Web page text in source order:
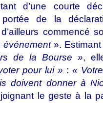
d’une courte
de la
commencé
événement ».
de la Bourse »,
pour lui » : «
doivent donner à
le geste à la